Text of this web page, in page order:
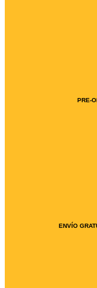
PRE-
ENVÍO